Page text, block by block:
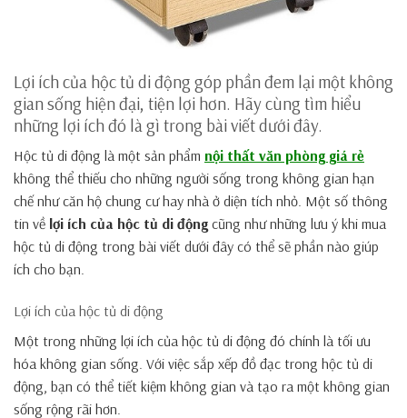
Lợi ích của hộc tủ di động góp phần đem lại một không
gian sống hiện đại, tiện lợi hơn. Hãy cùng tìm hiểu
những lợi ích đó là gì trong bài viết dưới đây.
Hộc tủ di động là một sản phẩm nội thất văn phòng giá rẻ
không thể thiếu cho những người sống trong không gian hạn
chế như căn hộ chung cư hay nhà ở diện tích nhỏ. Một số thông
tin về lợi ích của hộc tủ di động cũng như những lưu ý khi mua
hộc tủ di động trong bài viết dưới đây có thể sẽ phần nào giúp
ích cho bạn.
Lợi ích của hộc tủ di động
Một trong những lợi ích của hộc tủ di động đó chính là tối ưu
hóa không gian sống. Với việc sắp xếp đồ đạc trong hộc tủ di
động, bạn có thể tiết kiệm không gian và tạo ra một không gian
sống rộng rãi hơn.